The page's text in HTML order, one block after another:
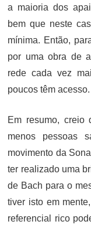
a maioria dos
bem que neste
mínima. Então,
por uma obra de
rede cada vez
poucos têm acesso.
Em resumo, creio
menos pessoas
movimento da
ter realizado uma
de Bach para o
tiver isto em
referencial rico